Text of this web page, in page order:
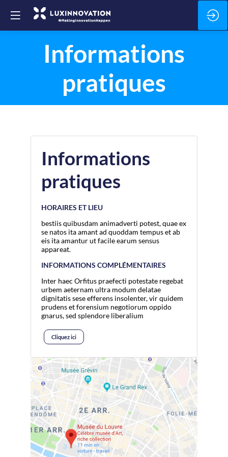
Informations
pratiques
Informations
pratiques
HORAIRES ET LIEU
bestiis quibusdam animadverti potest, quae ex
se natos ita amant ad quoddam tempus et ab
eis ita amantur ut facile earum sensus
appareat.
INFORMATIONS COMPLÉMENTAIRES
Inter haec Orfitus praefecti potestate regebat
urbem aeternam ultra modum delatae
dignitatis sese efferens insolenter, vir quidem
prudens et forensium negotiorum oppido
gnarus, sed splendore liberalium
Cliquez ici